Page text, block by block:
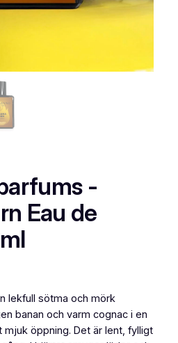
-
Eau de
lekfull sötma och mörk
banan och varm cognac i en
öppning. Det är lent, fylligt